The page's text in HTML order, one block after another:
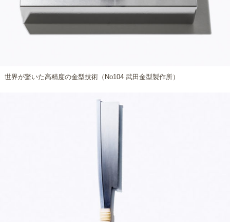
世界が驚いた高精度の金型技術（No104 武田金型製作所）